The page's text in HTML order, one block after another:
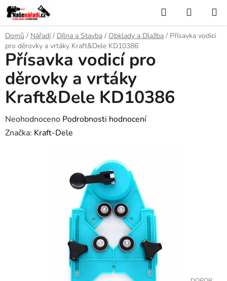
Přejít
na
obsah
Hledat
KOŠÍK
Domů / Nářadí / Dílna a Stavba / Obklady a Dlažba / Přísavka vodicí
pro děrovky a vrtáky Kraft&Dele KD10386
Přísavka vodicí pro
děrovky a vrtáky
Kraft&Dele KD10386
Průměrné
hodnocení
Neohodnoceno Podrobnosti hodnocení
Značka: Kraft-Dele